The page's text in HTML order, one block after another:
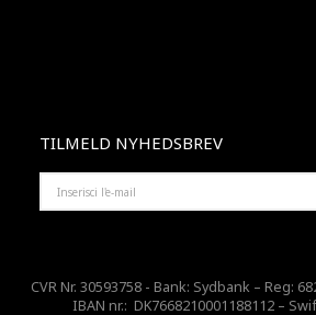
TILMELD NYHEDSBREV
MAIL
CVR Nr. 30593758 - Bank: Sydbank – Reg:
IBAN nr.: DK7668210001188112 –